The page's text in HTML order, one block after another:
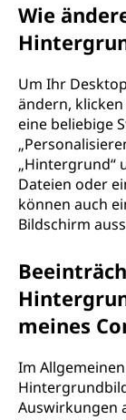
Wie
Um Ihr
ändern,
eine beliebige
„Hintergrund“
Dateien oder
können auch
Bildschirm
meines
Im
Auswirkungen